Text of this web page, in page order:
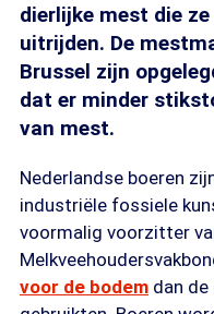
dierlijke mest die
uitrijden. De
Brussel zijn
dat er minder
van mest.
Nederlandse boeren
industriële fossiele
voormalig voorzitter
voor de bodem dan